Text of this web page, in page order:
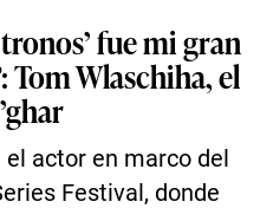
tronos’ fue mi gran
Tom Wlaschiha, el
actor en marco del
Festival, donde